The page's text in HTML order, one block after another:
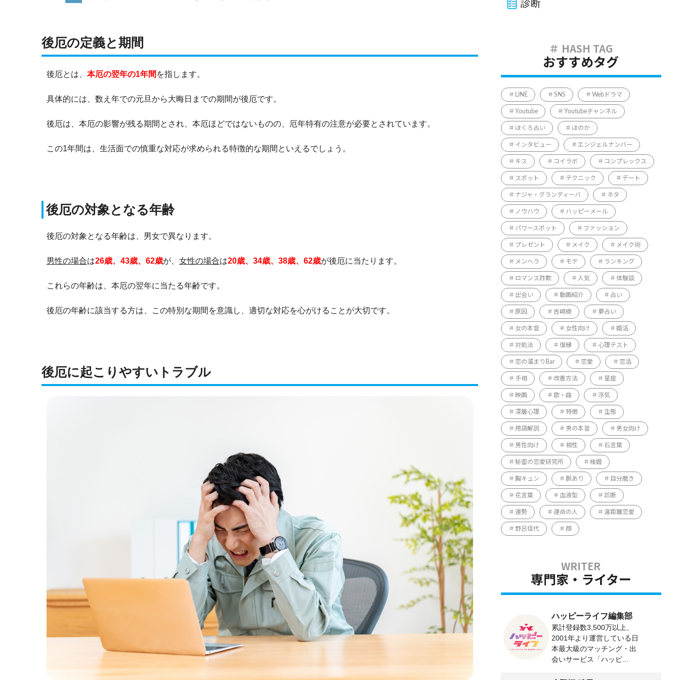
後厄の定義と期間
後厄とは、 本厄の翌年の1年間 を指します。
具体的には、数え年での元旦から大晦日までの期間が後厄です。
後厄は、本厄の影響が残る期間とされ、本厄ほどではないものの、厄年特有の注意が必要とされています。
この1年間は、生活面での慎重な対応が求められる特徴的な期間といえるでしょう。
後厄の対象となる年齢
後厄の対象となる年齢は、男女で異なります。
男性の場合は26歳、43歳、62歳が、 女性の場合は20歳、34歳、38歳、62歳が後厄に当たります。
これらの年齢は、本厄の翌年に当たる年齢です。
後厄の年齢に該当する方は、この特別な期間を意識し、適切な対応を心がけることが大切です。
後厄に起こりやすいトラブル
診断
おすすめタグ
LINE SNS Webドラマ
Youtube Youtubeチャンネル
ほくろ占い ほのか
インタビュー エンジェルナンバー
キス コイラボ コンプレックス
スポット テクニック デート
ナジャ・グランディーバ ネタ
ノウハウ ハッピーメール
パワースポット ファッション
プレゼント メイク メイク術
メンヘラ モテ ランキング
ロマンス詐欺 人気 体験談
出会い 動画紹介 占い
原因 吉崎綾 夢占い
女の本音 女性向け 婚活
対処法 復縁 心理テスト
恋の溜まりBar 恋愛 恋活
手相 改善方法 星座
映画 歌・曲 浮気
深層心理 特徴 生態
用語解説 男の本音 男女向け
男性向け 相性 石言葉
秘密の恋愛研究所 結婚
胸キュン 脈あり 自分磨き
花言葉 血液型 診断
運勢 運命の人 遠距離恋愛
野呂佳代 顔
専門家・ライター
ハッピーライフ編集部
累計登録数3,500万以上、
2001年より運営している日
本最大級のマッチング・出
会いサービス「ハッピ...